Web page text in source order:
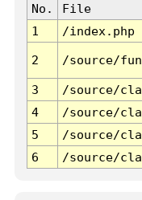
No. File
1
/index.php
2 /source/
3 /source/
4
/source/
5
/source/
6
/source/